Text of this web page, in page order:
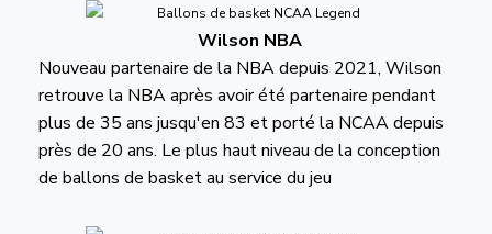
Wilson NBA
Nouveau partenaire de la NBA depuis 2021, Wilson
retrouve la NBA après avoir été partenaire pendant
plus de 35 ans jusqu'en 83 et porté la NCAA depuis
près de 20 ans. Le plus haut niveau de la conception
de ballons de basket au service du jeu